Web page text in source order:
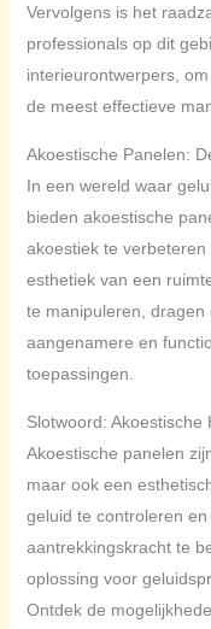
Vervolgens is het
professionals op dit
interieurontwerpers,
de meest effectieve
Akoestische Panelen:
In een wereld waar
bieden akoestische
akoestiek te
esthetiek van een
te manipuleren,
aangenamere en
toepassingen.
Slotwoord: Akoestische
Akoestische panelen
maar ook een
geluid te controleren
aantrekkingskracht te
oplossing voor
Ontdek de